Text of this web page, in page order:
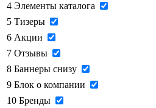
4 Элементы каталога
5 Тизеры
6 Акции
7 Отзывы
8 Баннеры снизу
9 Блок о компании
10 Бренды